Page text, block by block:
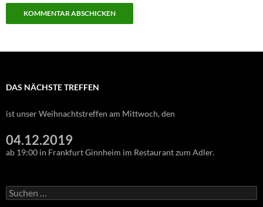
DAS NÄCHSTE TREFFEN
ist unser Weihnachtstreffen am Mittwoch, den
04.12.2019
ab 19:00 in Frankfurt Ginnheim im Restaurant zum Adler.
Suchen
nach: